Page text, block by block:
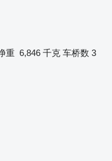
重 6,846 千克 车桥数 3